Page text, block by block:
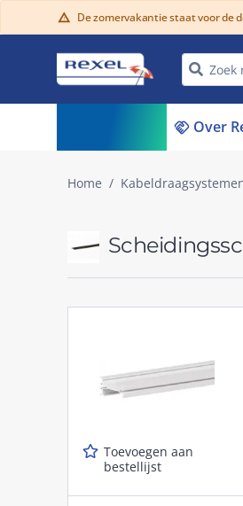
warning De zomervakantie staat voor de
handshake Over
Home
Toevoegen aan
bestellijst